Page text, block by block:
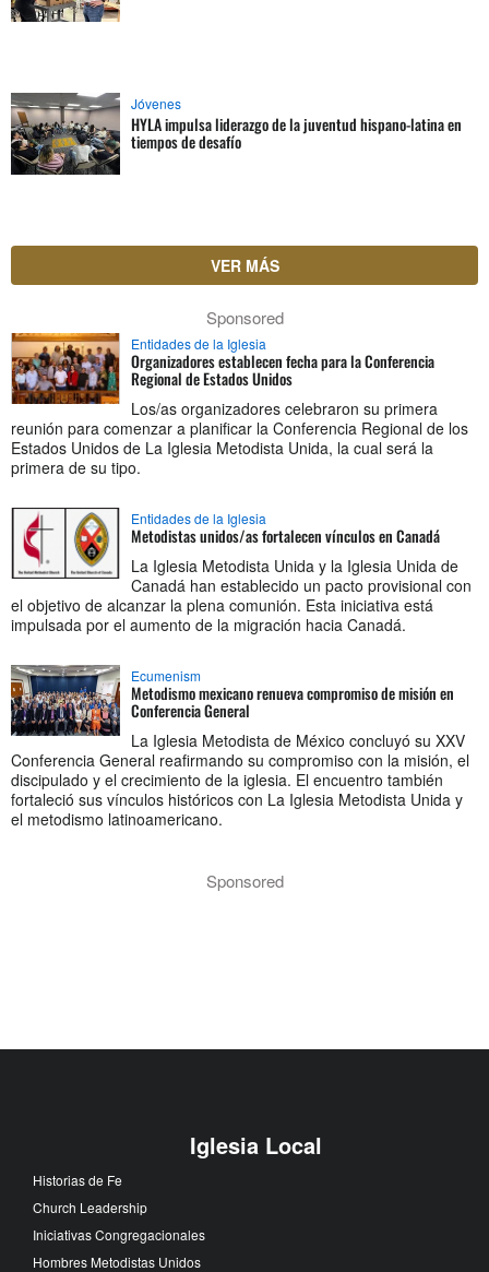
Jóvenes
HYLA impulsa liderazgo de la juventud hispano-latina en
tiempos de desafío
VER MÁS
Sponsored
Entidades de la Iglesia
Organizadores establecen fecha para la Conferencia
Regional de Estados Unidos
Los/as organizadores celebraron su primera
reunión para comenzar a planificar la Conferencia Regional de los
Estados Unidos de La Iglesia Metodista Unida, la cual será la
primera de su tipo.
Entidades de la Iglesia
Metodistas unidos/as fortalecen vínculos en Canadá
La Iglesia Metodista Unida y la Iglesia Unida de
Canadá han establecido un pacto provisional con
el objetivo de alcanzar la plena comunión. Esta iniciativa está
impulsada por el aumento de la migración hacia Canadá.
Ecumenism
Metodismo mexicano renueva compromiso de misión en
Conferencia General
La Iglesia Metodista de México concluyó su XXV
Conferencia General reafirmando su compromiso con la misión, el
discipulado y el crecimiento de la iglesia. El encuentro también
fortaleció sus vínculos históricos con La Iglesia Metodista Unida y
el metodismo latinoamericano.
Sponsored
Iglesia Local
Historias de Fe
Church Leadership
Iniciativas Congregacionales
Hombres Metodistas Unidos